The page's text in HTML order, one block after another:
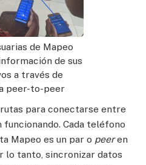
de Mapeo
de sus
a través de
peer-to-peer
para conectarse entre
funcionando. Cada teléfono
Mapeo es un par o peeren
lo tanto, sincronizar datos